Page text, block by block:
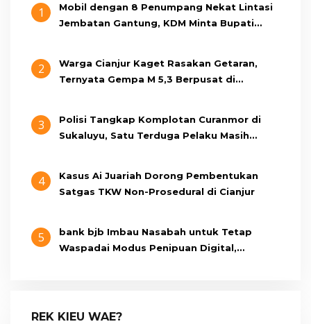
1
Mobil dengan 8 Penumpang Nekat Lintasi
Jembatan Gantung, KDM Minta Bupati
2
Warga Cianjur Kaget Rasakan Getaran,
Ternyata Gempa M 5,3 Berpusat di
3
Polisi Tangkap Komplotan Curanmor di
Sukaluyu, Satu Terduga Pelaku Masih
4
Kasus Ai Juariah Dorong Pembentukan
Satgas TKW Non-Prosedural di Cianjur
5
bank bjb Imbau Nasabah untuk Tetap
Waspadai Modus Penipuan Digital,
REK KIEU WAE?